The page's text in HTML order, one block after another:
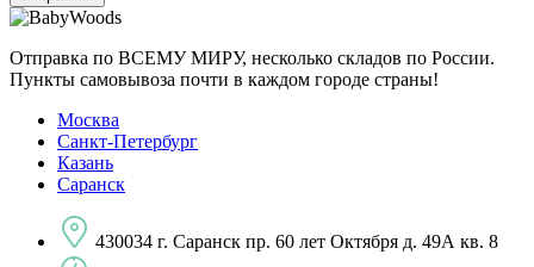
Отправка по ВСЕМУ МИРУ, несколько складов по России.
Пункты самовывоза почти в каждом городе страны!
Москва
Санкт-Петербург
Казань
Саранск
430034 г. Саранск пр. 60 лет Октября д. 49А кв. 8